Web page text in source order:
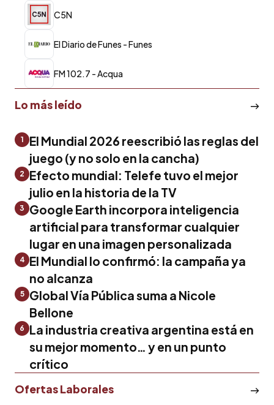
C5N
El Diario de Funes - Funes
FM 102.7 - Acqua
Lo más leído
1
El Mundial 2026 reescribió las reglas del
juego (y no solo en la cancha)
2
Efecto mundial: Telefe tuvo el mejor
julio en la historia de la TV
3
Google Earth incorpora inteligencia
artificial para transformar cualquier
lugar en una imagen personalizada
4 El Mundial lo confirmó: la campaña ya
no alcanza
5
Global Vía Pública suma a Nicole
Bellone
6
La industria creativa argentina está en
su mejor momento… y en un punto
crítico
Ofertas Laborales